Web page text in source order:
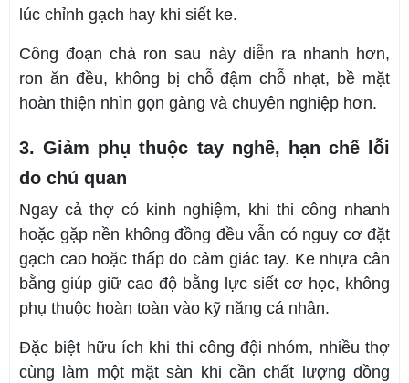
lúc chỉnh gạch hay khi siết ke.
Công đoạn chà ron sau này diễn ra nhanh hơn,
ron ăn đều, không bị chỗ đậm chỗ nhạt, bề mặt
hoàn thiện nhìn gọn gàng và chuyên nghiệp hơn.
3. Giảm phụ thuộc tay nghề, hạn chế lỗi
do chủ quan
Ngay cả thợ có kinh nghiệm, khi thi công nhanh
hoặc gặp nền không đồng đều vẫn có nguy cơ đặt
gạch cao hoặc thấp do cảm giác tay. Ke nhựa cân
bằng giúp giữ cao độ bằng lực siết cơ học, không
phụ thuộc hoàn toàn vào kỹ năng cá nhân.
Đặc biệt hữu ích khi thi công đội nhóm, nhiều thợ
cùng làm một mặt sàn khi cần chất lượng đồng